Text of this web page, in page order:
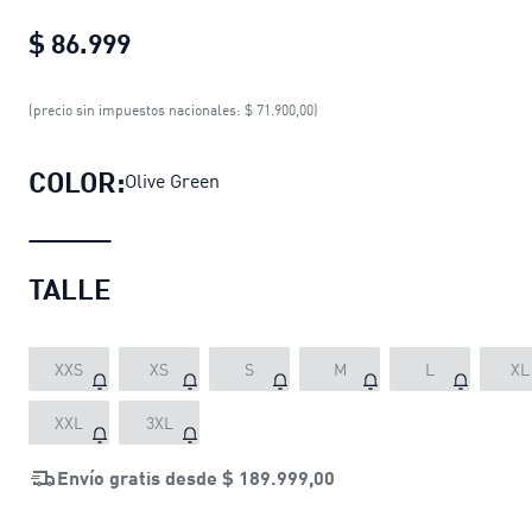
$ 86.999
Pollera midi DARE TO de tejido
(precio sin impuestos nacionales: $ 71.900,00)
COLOR:Olive Green
TALLE
XXS XS S M L XL
XXL 3XL
Envío gratis desde $ 189.999,00